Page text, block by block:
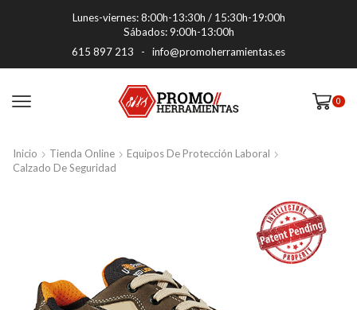
Lunes-viernes: 8:00h-13:30h / 15:30h-19:00h
Sábados: 9:00h-13:00h
615 897 213 - info@promoherramientas.es
0
Inicio Tienda Online
Equipos De Protección Laboral
Calzado De Seguridad